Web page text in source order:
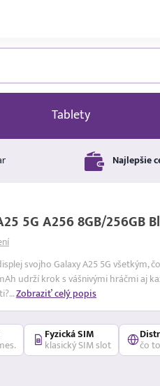
Tablety
Najlepšie
5G A256 8GB/256GB
svojho Galaxy A25 5G všetkým,
udrží krok s vášnivými hráčmi aj
Zobraziť celý popis
Fyzická SIM
klasický SIM slot
čo